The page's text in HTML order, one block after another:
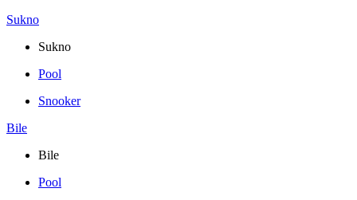
Sukno
Sukno
Pool
Snooker
Bile
Bile
Pool